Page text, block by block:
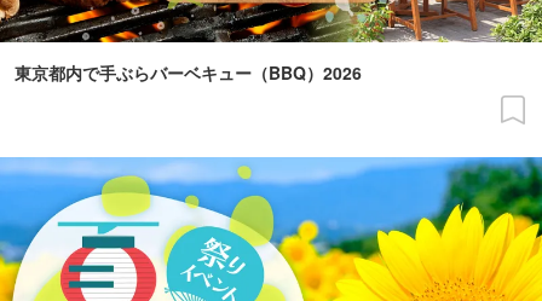
東京都内で手ぶらバーベキュー（BBQ）2026